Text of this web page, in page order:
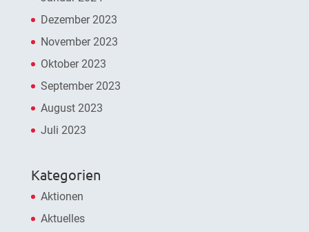
Dezember 2023
November 2023
Oktober 2023
September 2023
August 2023
Juli 2023
Kategorien
Aktionen
Aktuelles